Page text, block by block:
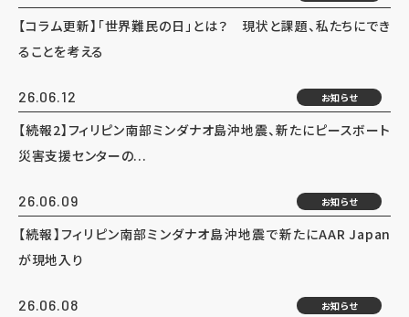
【コラム更新】「世界難民の日」とは？ 現状と課題、私たちにでき
ることを考える
26.06.12 お知らせ
【続報2】フィリピン南部ミンダナオ島沖地震、新たにピースボート
災害支援センターの...
26.06.09 お知らせ
【続報】フィリピン南部ミンダナオ島沖地震で新たにAAR Japan
が現地入り
26.06.08 お知らせ